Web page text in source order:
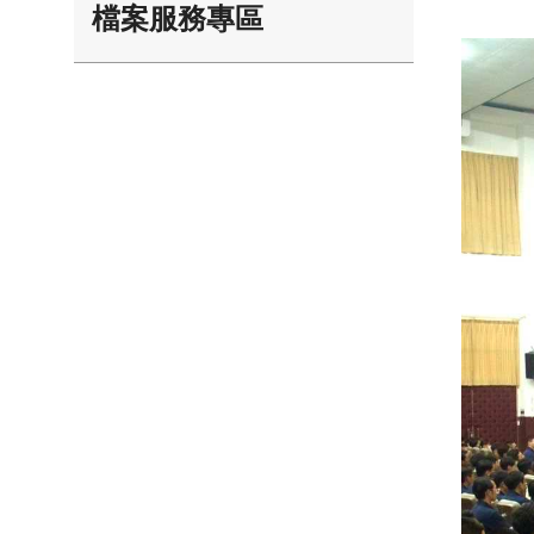
檔案服務專區